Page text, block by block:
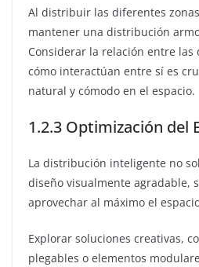
Al distribuir las diferentes
mantener una distribución
Considerar la relación entre las
cómo interactúan entre sí es
natural y cómodo en el espacio.
1.2.3 Optimización del
La distribución inteligente no
diseño visualmente agradable,
aprovechar al máximo el
Explorar soluciones creativas,
plegables o elementos